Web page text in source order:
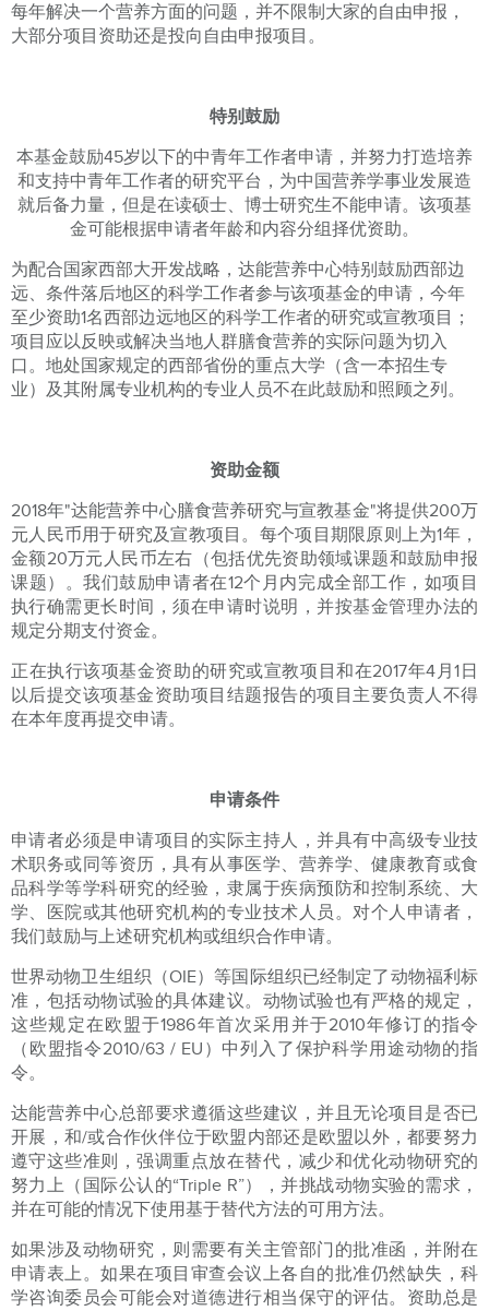
每年解决一个营养方面的问题，并不限制大家的自由申报，
大部分项目资助还是投向自由申报项目。
特别鼓励
本基金鼓励45岁以下的中青年工作者申请，并努力打造培养
和支持中青年工作者的研究平台，为中国营养学事业发展造
就后备力量，但是在读硕士、博士研究生不能申请。该项基
金可能根据申请者年龄和内容分组择优资助。
为配合国家西部大开发战略，达能营养中心特别鼓励西部边
远、条件落后地区的科学工作者参与该项基金的申请，今年
至少资助1名西部边远地区的科学工作者的研究或宣教项目；
项目应以反映或解决当地人群膳食营养的实际问题为切入
口。地处国家规定的西部省份的重点大学（含一本招生专
业）及其附属专业机构的专业人员不在此鼓励和照顾之列。
资助金额
2018年"达能营养中心膳食营养研究与宣教基金"将提供200万
元人民币用于研究及宣教项目。每个项目期限原则上为1年，
金额20万元人民币左右（包括优先资助领域课题和鼓励申报
课题）。我们鼓励申请者在12个月内完成全部工作，如项目
执行确需更长时间，须在申请时说明，并按基金管理办法的
规定分期支付资金。
正在执行该项基金资助的研究或宣教项目和在2017年4月1日
以后提交该项基金资助项目结题报告的项目主要负责人不得
在本年度再提交申请。
申请条件
申请者必须是申请项目的实际主持人，并具有中高级专业技
术职务或同等资历，具有从事医学、营养学、健康教育或食
品科学等学科研究的经验，隶属于疾病预防和控制系统、大
学、医院或其他研究机构的专业技术人员。对个人申请者，
我们鼓励与上述研究机构或组织合作申请。
世界动物卫生组织（OIE）等国际组织已经制定了动物福利标
准，包括动物试验的具体建议。动物试验也有严格的规定，
这些规定在欧盟于1986年首次采用并于2010年修订的指令
（欧盟指令2010/63 / EU）中列入了保护科学用途动物的指
令。
达能营养中心总部要求遵循这些建议，并且无论项目是否已
开展，和/或合作伙伴位于欧盟内部还是欧盟以外，都要努力
遵守这些准则，强调重点放在替代，减少和优化动物研究的
努力上（国际公认的“Triple R”），并挑战动物实验的需求，
并在可能的情况下使用基于替代方法的可用方法。
如果涉及动物研究，则需要有关主管部门的批准函，并附在
申请表上。如果在项目审查会议上各自的批准仍然缺失，科
学咨询委员会可能会对道德进行相当保守的评估。资助总是